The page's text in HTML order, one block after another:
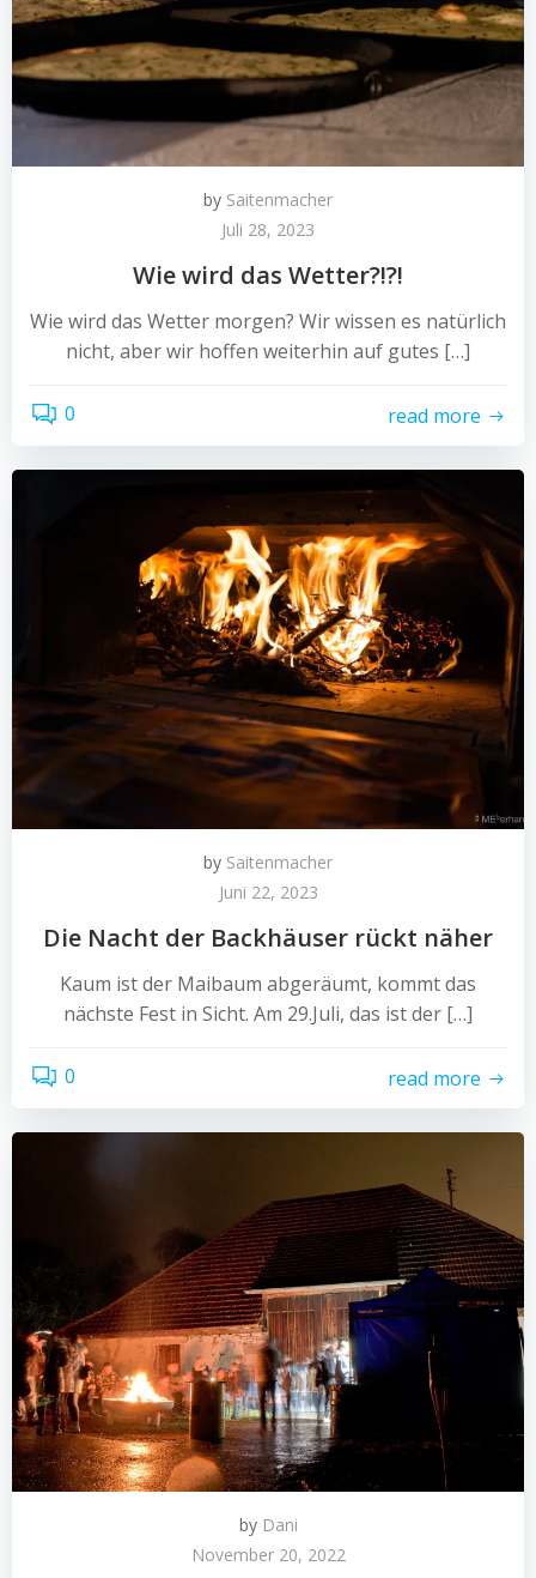
by Saitenmacher
Juli 28, 2023
Wie wird das Wetter?!?!
Wie wird das Wetter morgen? Wir wissen es natürlich
nicht, aber wir hoffen weiterhin auf gutes […]
0 read more
by Saitenmacher
Juni 22, 2023
Die Nacht der Backhäuser rückt näher
Kaum ist der Maibaum abgeräumt, kommt das
nächste Fest in Sicht. Am 29.Juli, das ist der […]
0 read more
by Dani
November 20, 2022